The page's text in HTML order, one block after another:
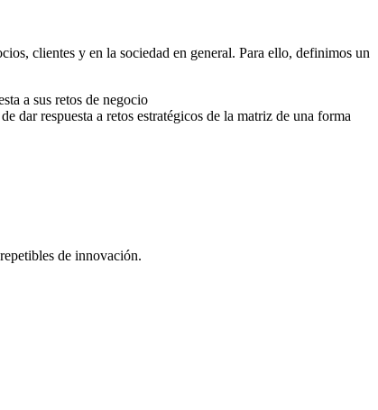
clientes y en la sociedad en general. Para ello, definimos un
a sus retos de negocio
dar respuesta a retos estratégicos de la matriz de una forma
de innovación.